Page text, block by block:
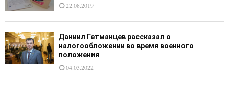
22.08.2019
Даниил Гетманцев рассказал о
налогообложении во время военного
положения
04.03.2022